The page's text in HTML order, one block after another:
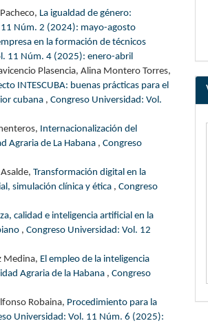
La igualdad de género:
Núm. 2 (2024): mayo-agosto
en la formación de técnicos
11 Núm. 4 (2025): enero-abril
Plasencia, Alina Montero Torres,
INTESCUBA: buenas prácticas para el
cubana , Congreso Universidad: Vol.
Internacionalización del
Agraria de La Habana , Congreso
Transformación digital en la
simulación clínica y ética , Congreso
calidad e inteligencia artificial en la
, Congreso Universidad: Vol. 12
Medina, El empleo de la inteligencia
Agraria de la Habana , Congreso
Robaina, Procedimiento para la
Universidad: Vol. 11 Núm. 6 (2025):